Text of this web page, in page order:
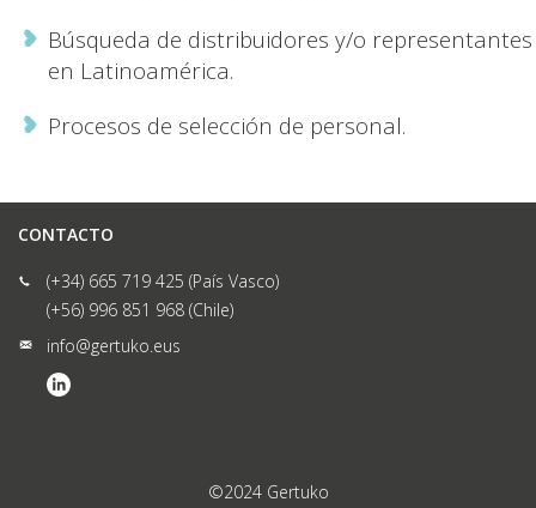
Búsqueda de distribuidores y/o representantes
en Latinoamérica.
Procesos de selección de personal.
CONTACTO
(+34) 665 719 425 (País Vasco)
(+56) 996 851 968 (Chile)
info@gertuko.eus
©2024 Gertuko